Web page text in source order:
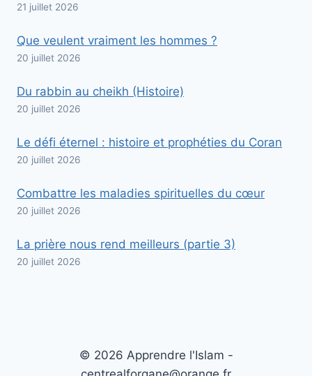
21 juillet 2026
Que veulent vraiment les hommes ?
20 juillet 2026
Du rabbin au cheikh (Histoire)
20 juillet 2026
Le défi éternel : histoire et prophéties du Coran
20 juillet 2026
Combattre les maladies spirituelles du cœur
20 juillet 2026
La prière nous rend meilleurs (partie 3)
20 juillet 2026
© 2026 Apprendre l'Islam -